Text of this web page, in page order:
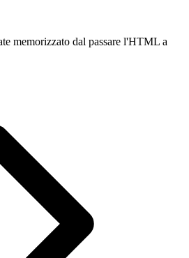
memorizzato dal passare l'HTML a